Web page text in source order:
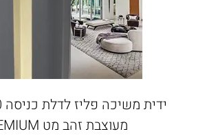
מעוצבת זהב מט PREMIUM